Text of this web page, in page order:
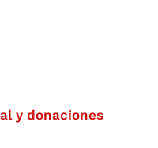
y donaciones